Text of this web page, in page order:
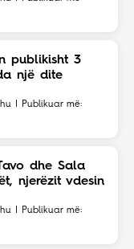
publikisht 3
një dite
| Publikuar më:
dhe Sala
njerëzit vdesin
| Publikuar më: